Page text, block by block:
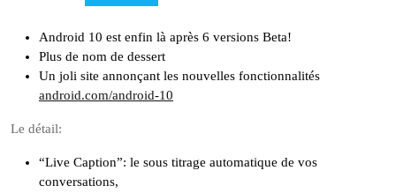
Android 10 est enfin là après 6 versions Beta!
Plus de nom de dessert
Un joli site annonçant les nouvelles fonctionnalités
android.com/android-10
Le détail:
“Live Caption”: le sous titrage automatique de vos
conversations,